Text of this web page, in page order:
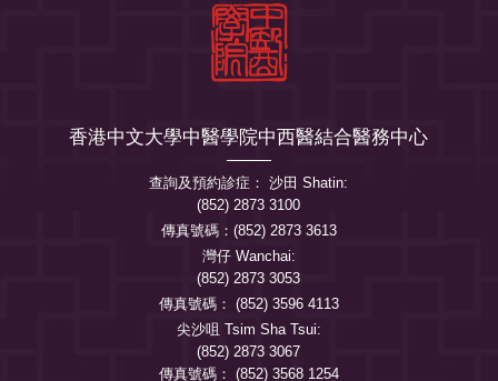
香港中文大學中醫學院中西醫結合醫務中心
查詢及預約診症： 沙田 Shatin:
(852) 2873 3100
傳真號碼：(852) 2873 3613
灣仔 Wanchai:
(852) 2873 3053
傳真號碼： (852) 3596 4113
尖沙咀 Tsim Sha Tsui:
(852) 2873 3067
傳真號碼： (852) 3568 1254